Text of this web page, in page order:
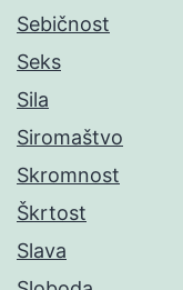
Sebičnost
Seks
Sila
Siromaštvo
Skromnost
Škrtost
Slava